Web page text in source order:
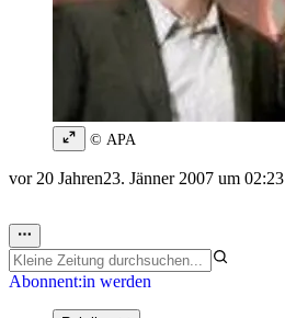
© APA
vor 20 Jahren23. Jänner 2007 um 02:23
Abonnent:in werden